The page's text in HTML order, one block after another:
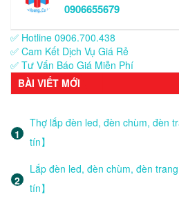
0906655679
✅ Hotline 0906.700.438
✅ Cam Kết Dịch Vụ Giá Rẻ
✅ Tư Vấn Báo Giá Miễn Phí
BÀI VIẾT MỚI
Thợ lắp đèn led, đèn chùm, đèn
tín】
Lắp đèn led, đèn chùm, đèn
tín】